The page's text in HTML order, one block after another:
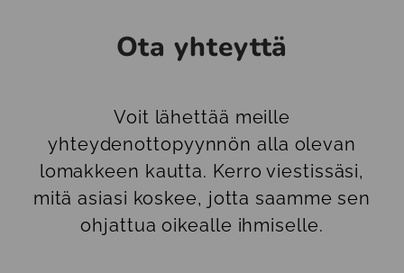
Ota yhteyttä
Voit lähettää meille
yhteydenottopyynnön alla olevan
lomakkeen kautta. Kerro viestissäsi,
mitä asiasi koskee, jotta saamme sen
ohjattua oikealle ihmiselle.